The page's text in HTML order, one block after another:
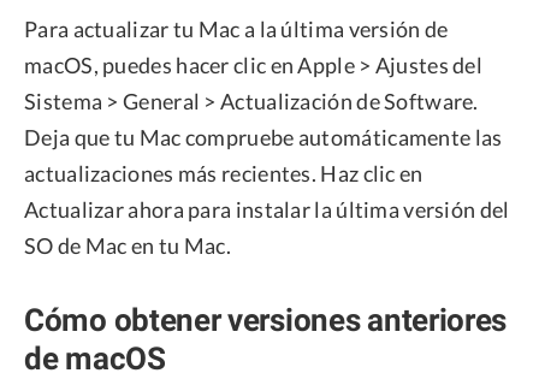
Para actualizar tu Mac a la última versión de
macOS, puedes hacer clic en Apple > Ajustes del
Sistema > General > Actualización de Software.
Deja que tu Mac compruebe automáticamente las
actualizaciones más recientes. Haz clic en
Actualizar ahora para instalar la última versión del
SO de Mac en tu Mac.
Cómo obtener versiones anteriores
de macOS